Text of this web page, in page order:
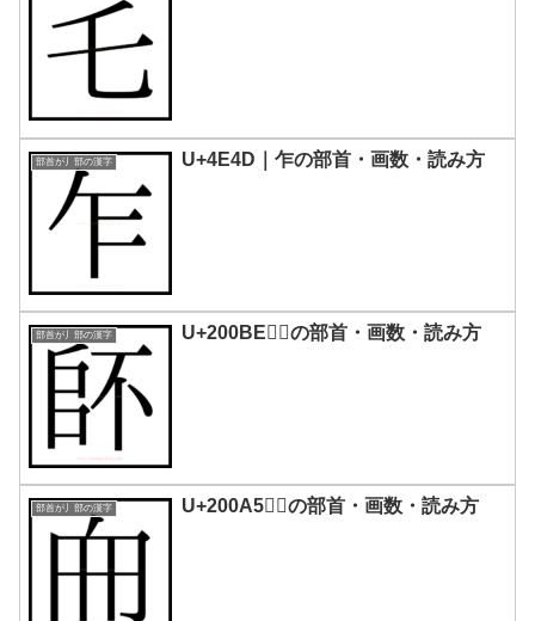
部首が丿部の漢字 U+4E4D｜乍の部首・画数・読み方
部首が丿部の漢字 U+200BE｜𠂾の部首・画数・読み方
部首が丿部の漢字 U+200A5｜𠂥の部首・画数・読み方